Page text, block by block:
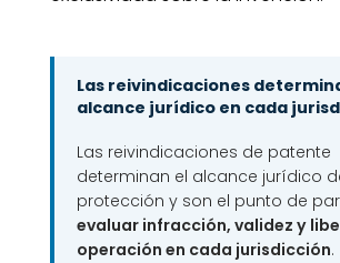
Las reivindicaciones
alcance jurídico en cada
Las reivindicaciones de patente
determinan el alcance jurídico
protección y son el punto de
evaluar infracción, validez y
operación en cada jurisdicción.